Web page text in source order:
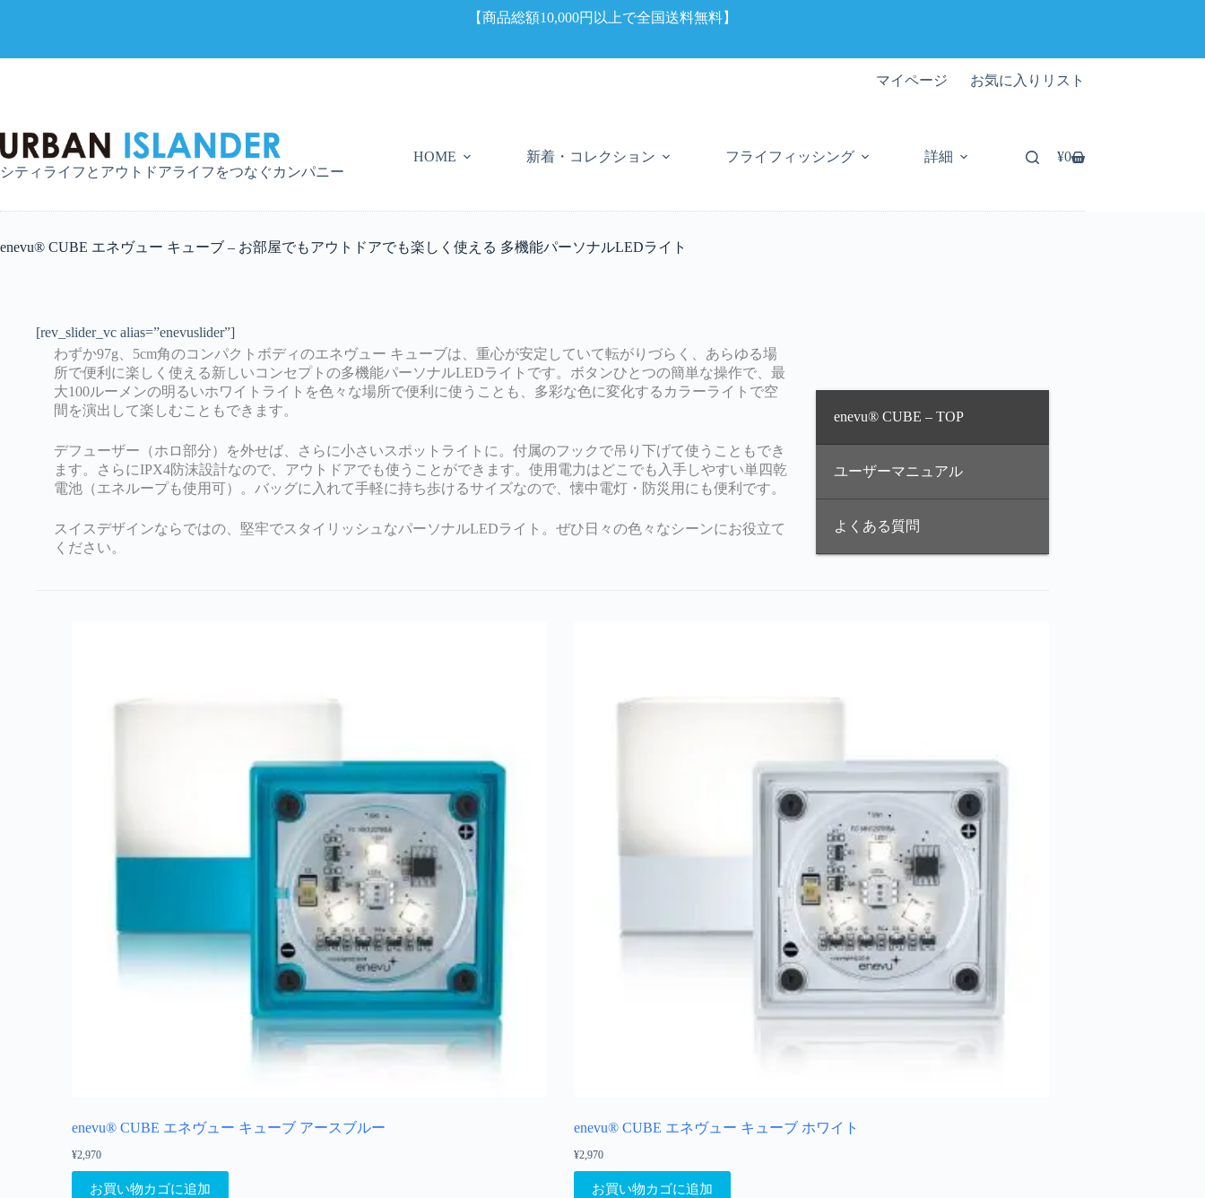
【商品総額10,000円以上で全国送料無料】
へ
ス
ッ
マイページ お気に入りリスト
シティライフとアウトドアライフをつなぐカンパニー
HOME 新着・コレクション フライフィッシング 詳細
シ
¥0
enevu® CUBE エネヴュー キューブ – お部屋でもアウトドアでも楽しく使える 多機能パーソナルLEDライト
[rev_slider_vc alias=”enevuslider”]
わずか97g、5cm角のコンパクトボディのエネヴュー キューブは、重心が安定していて転がりづらく、あらゆる場
所で便利に楽しく使える新しいコンセプトの多機能パーソナルLEDライトです。ボタンひとつの簡単な操作で、最
大100ルーメンの明るいホワイトライトを色々な場所で便利に使うことも、多彩な色に変化するカラーライトで空
間を演出して楽しむこともできます。
デフューザー（ホロ部分）を外せば、さらに小さいスポットライトに。付属のフックで吊り下げて使うこともでき
ます。さらにIPX4防沫設計なので、アウトドアでも使うことができます。使用電力はどこでも入手しやすい単四乾
電池（エネループも使用可）。バッグに入れて手軽に持ち歩けるサイズなので、懐中電灯・防災用にも便利です。
スイスデザインならではの、堅牢でスタイリッシュなパーソナルLEDライト。ぜひ日々の色々なシーンにお役立て
ください。
enevu® CUBE – TOP
ユーザーマニュアル
よくある質問
enevu® CUBE エネヴュー キューブ アースブルー
¥2,970
お買い物カゴに追加
enevu® CUBE エネヴュー キューブ ホワイト
¥2,970
お買い物カゴに追加